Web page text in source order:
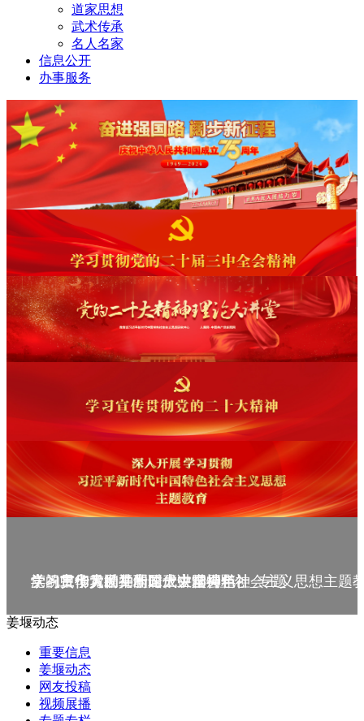
道家思想
武术传承
名人名家
信息公开
办事服务
庆祝中华人民共和国成立75周年
学习贯彻党的二十届三中全会精神_专题
党的二十大精神理论大讲堂--理论
学习宣传贯彻党的二十大精神
学习贯彻习近平新时代中国特色社会主义思想主题
姜堰动态
重要信息
姜堰动态
网友投稿
视频展播